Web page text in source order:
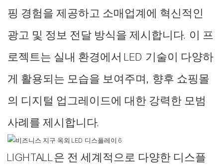
핑 경험을 제공하고 소매업계에 혁신적인
광고 및 정보 전달 방식을 제시합니다. 이 프
로젝트는 실내 환경에서 LED 기술이 다양하
게 활용되는 모습을 보여주며, 향후 쇼핑몰
의 디지털 업그레이드에 대한 강력한 모범
사례를 제시합니다.
LIGHTALL은 전 세계적으로 다양한 디스플